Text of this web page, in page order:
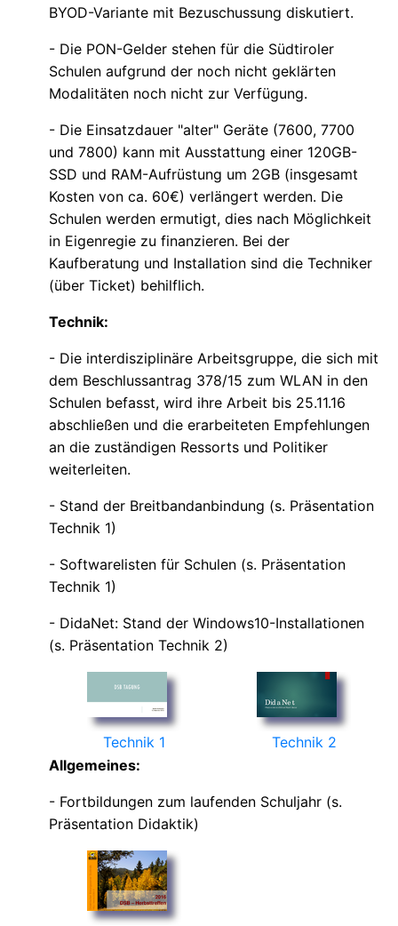
BYOD-Variante mit Bezuschussung diskutiert.
- Die PON-Gelder stehen für die Südtiroler
Schulen aufgrund der noch nicht geklärten
Modalitäten noch nicht zur Verfügung.
- Die Einsatzdauer "alter" Geräte (7600, 7700
und 7800) kann mit Ausstattung einer 120GB-
SSD und RAM-Aufrüstung um 2GB (insgesamt
Kosten von ca. 60€) verlängert werden. Die
Schulen werden ermutigt, dies nach Möglichkeit
in Eigenregie zu finanzieren. Bei der
Kaufberatung und Installation sind die Techniker
(über Ticket) behilflich.
Technik:
- Die interdisziplinäre Arbeitsgruppe, die sich mit
dem Beschlussantrag 378/15 zum WLAN in den
Schulen befasst, wird ihre Arbeit bis 25.11.16
abschließen und die erarbeiteten Empfehlungen
an die zuständigen Ressorts und Politiker
weiterleiten.
- Stand der Breitbandanbindung (s. Präsentation
Technik 1)
- Softwarelisten für Schulen (s. Präsentation
Technik 1)
- DidaNet: Stand der Windows10-Installationen
(s. Präsentation Technik 2)
Technik 1
Technik 2
Allgemeines:
- Fortbildungen zum laufenden Schuljahr (s.
Präsentation Didaktik)